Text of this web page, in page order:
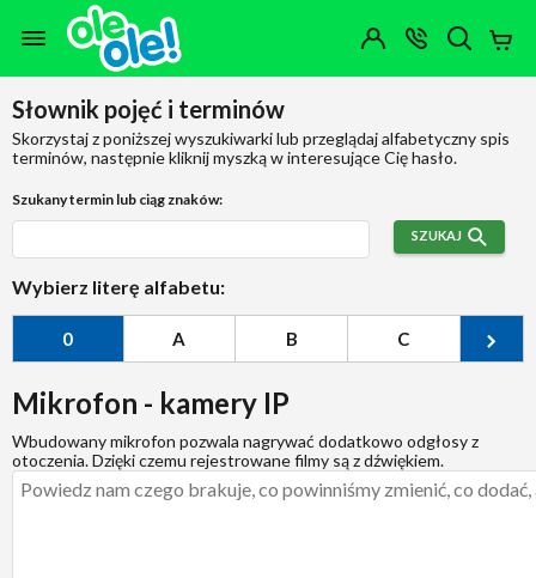
Przejdź do zawartości strony
Przejdź do wyszukiwarki
Przejdź do kategorii
Przejdź do stopki
OTWÓRZ
MENU
Moje
Konto
(0)
Słownik pojęć i terminów
Skorzystaj z poniższej wyszukiwarki lub przeglądaj alfabetyczny spis
terminów, następnie kliknij myszką w interesujące Cię hasło.
Szukany termin lub ciąg znaków:
SZUKAJ
Wybierz literę alfabetu:
0 A B C
Mikrofon - kamery IP
Wbudowany mikrofon pozwala nagrywać dodatkowo odgłosy z
otoczenia. Dzięki czemu rejestrowane filmy są z dźwiękiem.